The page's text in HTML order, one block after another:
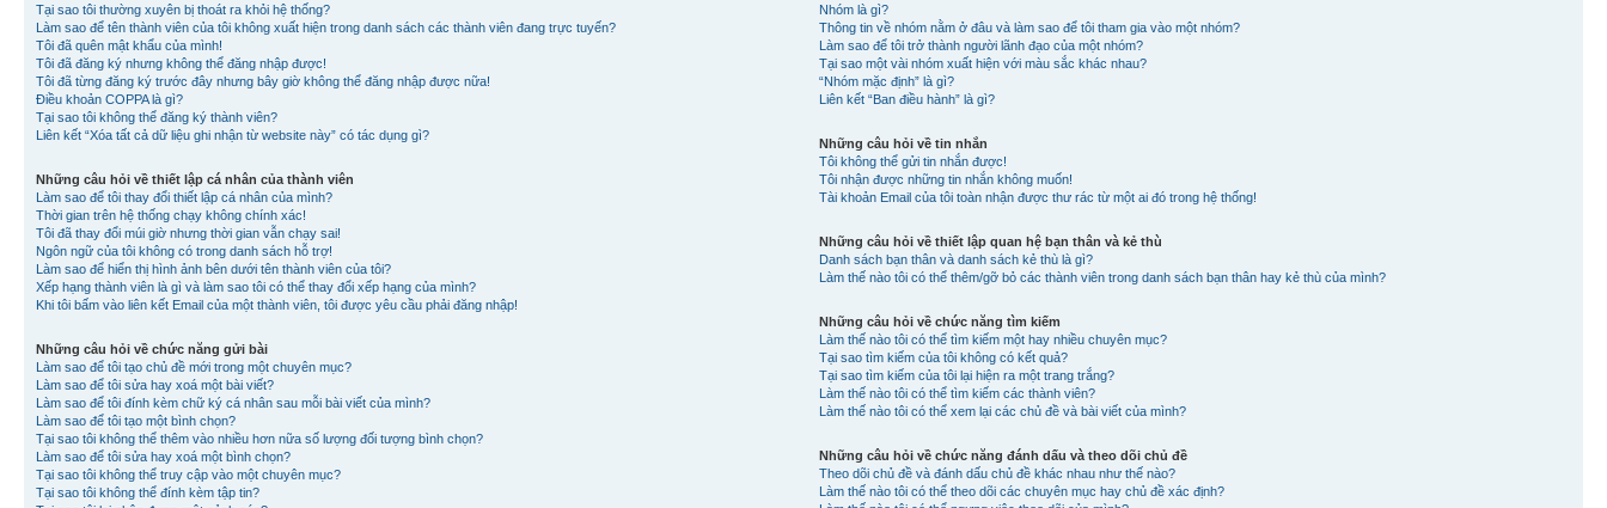
Tại sao tôi thường xuyên bị thoát ra khỏi hệ thống?
Làm sao để tên thành viên của tôi không xuất hiện trong danh sách các thành viên đang trực tuyến?
Tôi đã quên mật khẩu của mình!
Tôi đã đăng ký nhưng không thể đăng nhập được!
Tôi đã từng đăng ký trước đây nhưng bây giờ không thể đăng nhập được nữa!
Điều khoản COPPA là gì?
Tại sao tôi không thể đăng ký thành viên?
Liên kết “Xóa tất cả dữ liệu ghi nhận từ website này” có tác dụng gì?
Những câu hỏi về thiết lập cá nhân của thành viên
Làm sao để tôi thay đổi thiết lập cá nhân của mình?
Thời gian trên hệ thống chạy không chính xác!
Tôi đã thay đổi múi giờ nhưng thời gian vẫn chạy sai!
Ngôn ngữ của tôi không có trong danh sách hỗ trợ!
Làm sao để hiển thị hình ảnh bên dưới tên thành viên của tôi?
Xếp hạng thành viên là gì và làm sao tôi có thể thay đổi xếp hạng của mình?
Khi tôi bấm vào liên kết Email của một thành viên, tôi được yêu cầu phải đăng nhập!
Những câu hỏi về chức năng gửi bài
Làm sao để tôi tạo chủ đề mới trong một chuyên mục?
Làm sao để tôi sửa hay xoá một bài viết?
Làm sao để tôi đính kèm chữ ký cá nhân sau mỗi bài viết của mình?
Làm sao để tôi tạo một bình chọn?
Tại sao tôi không thể thêm vào nhiều hơn nữa số lượng đối tượng bình chọn?
Làm sao để tôi sửa hay xoá một bình chọn?
Tại sao tôi không thể truy cập vào một chuyên mục?
Tại sao tôi không thể đính kèm tập tin?
Nhóm là gì?
Thông tin về nhóm nằm ở đâu và làm sao để tôi tham gia vào một nhóm?
Làm sao để tôi trở thành người lãnh đạo của một nhóm?
Tại sao một vài nhóm xuất hiện với màu sắc khác nhau?
“Nhóm mặc định” là gì?
Liên kết “Ban điều hành” là gì?
Những câu hỏi về tin nhắn
Tôi không thể gửi tin nhắn được!
Tôi nhận được những tin nhắn không muốn!
Tài khoản Email của tôi toàn nhận được thư rác từ một ai đó trong hệ thống!
Những câu hỏi về thiết lập quan hệ bạn thân và kẻ thù
Danh sách bạn thân và danh sách kẻ thù là gì?
Làm thế nào tôi có thể thêm/gỡ bỏ các thành viên trong danh sách bạn thân hay kẻ thù của mình?
Những câu hỏi về chức năng tìm kiếm
Làm thế nào tôi có thể tìm kiếm một hay nhiều chuyên mục?
Tại sao tìm kiếm của tôi không có kết quả?
Tại sao tìm kiếm của tôi lại hiện ra một trang trắng?
Làm thế nào tôi có thể tìm kiếm các thành viên?
Làm thế nào tôi có thể xem lại các chủ đề và bài viết của mình?
Những câu hỏi về chức năng đánh dấu và theo dõi chủ đề
Theo dõi chủ đề và đánh dấu chủ đề khác nhau như thế nào?
Làm thế nào tôi có thể theo dõi các chuyên mục hay chủ đề xác định?